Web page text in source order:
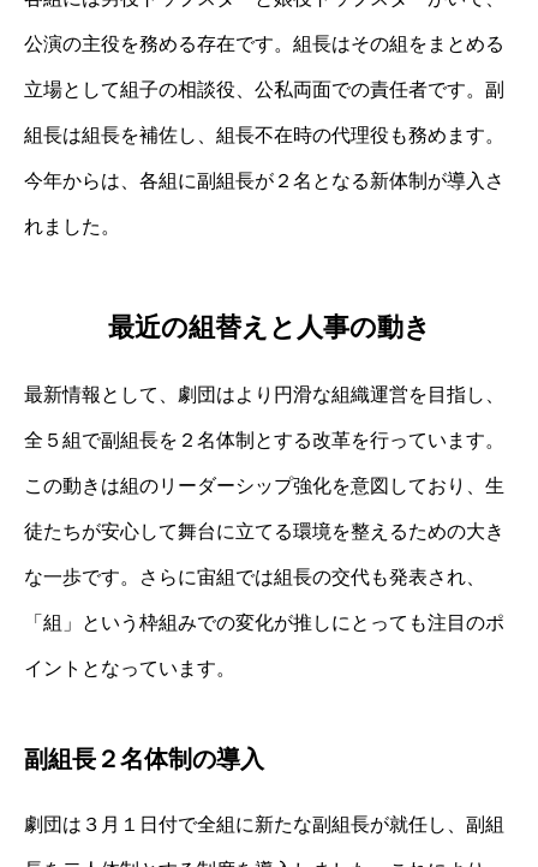
公演の主役を務める存在です。組長はその組をまとめる
立場として組子の相談役、公私両面での責任者です。副
組長は組長を補佐し、組長不在時の代理役も務めます。
今年からは、各組に副組長が２名となる新体制が導入さ
れました。
最近の組替えと人事の動き
最新情報として、劇団はより円滑な組織運営を目指し、
全５組で副組長を２名体制とする改革を行っています。
この動きは組のリーダーシップ強化を意図しており、生
徒たちが安心して舞台に立てる環境を整えるための大き
な一歩です。さらに宙組では組長の交代も発表され、
「組」という枠組みでの変化が推しにとっても注目のポ
イントとなっています。
副組長２名体制の導入
劇団は３月１日付で全組に新たな副組長が就任し、副組